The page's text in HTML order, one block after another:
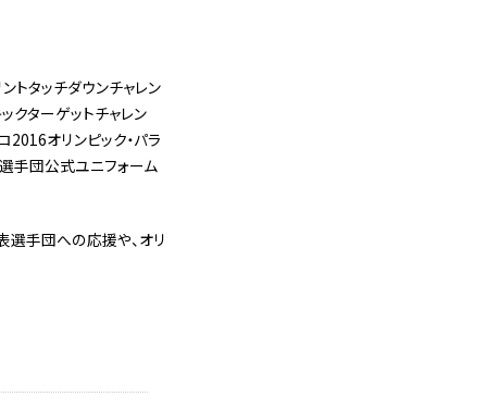
トタッチダウンチャレン
クターゲットチャレン
2016オリンピック・パラ
手団公式ユニフォーム
選手団への応援や、オリ